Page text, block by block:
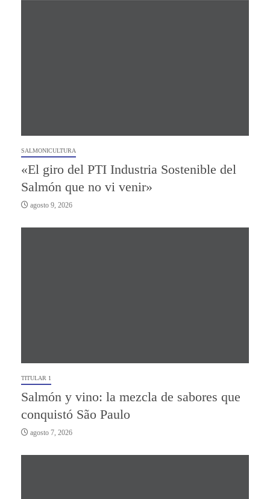
SALMONICULTURA
«El giro del PTI Industria Sostenible del
Salmón que no vi venir»
agosto 9, 2026
TITULAR 1
Salmón y vino: la mezcla de sabores que
conquistó São Paulo
agosto 7, 2026